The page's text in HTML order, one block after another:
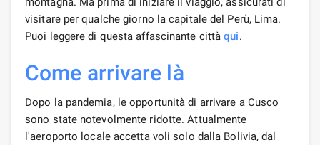
visitare per qualche giorno la capitale del Perù, Lima.
Puoi leggere di questa affascinante cittàqui.
Come arrivare là
Dopo la pandemia, le opportunità di arrivare a Cusco
sono state notevolmente ridotte. Attualmente
l'aeroporto locale accetta voli solo dalla Bolivia, dal